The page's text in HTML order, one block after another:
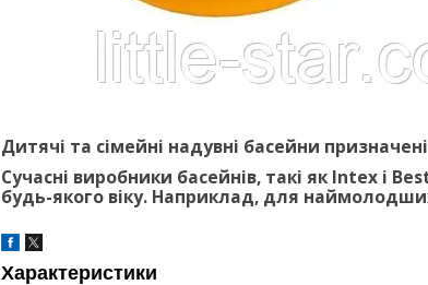
Дитячі та сімейні надувні басейни
Сучасні виробники басейнів, такі як Intex і
будь-якого віку. Наприклад, для
Характеристики